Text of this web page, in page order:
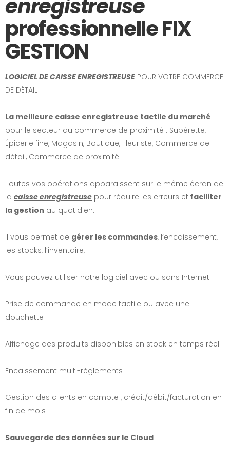
enregistreuse
professionnelle FIX
GESTION
LOGICIEL DE CAISSE ENREGISTREUSE POUR VOTRE COMMERCE
DE DÉTAIL
La meilleure caisse enregistreuse tactile du marché
pour le secteur du commerce de proximité : Supérette,
Épicerie fine, Magasin, Boutique, Fleuriste, Commerce de
détail, Commerce de proximité.
Toutes vos opérations apparaissent sur le même écran de
la caisse enregistreuse pour réduire les erreurs et faciliter
la gestion au quotidien.
Il vous permet de gérer les commandes, l’encaissement,
les stocks, l’inventaire,
Vous pouvez utiliser notre logiciel avec ou sans Internet
Prise de commande en mode tactile ou avec une
douchette
Affichage des produits disponibles en stock en temps réel
Encaissement multi-règlements
Gestion des clients en compte , crédit/débit/facturation en
fin de mois
Sauvegarde des données sur le Cloud